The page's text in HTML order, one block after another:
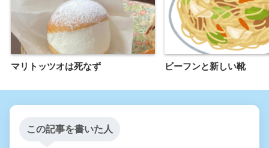
マリトッツオは死なず ビーフンと新しい靴
この記事を書いた人